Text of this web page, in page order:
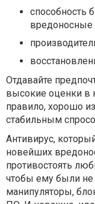
способность
Отдавайте
высокие оценки в
правило, хорошо
стабильным
Антивирус,
новейших
противостоять
чтобы ему были
манипуляторы,